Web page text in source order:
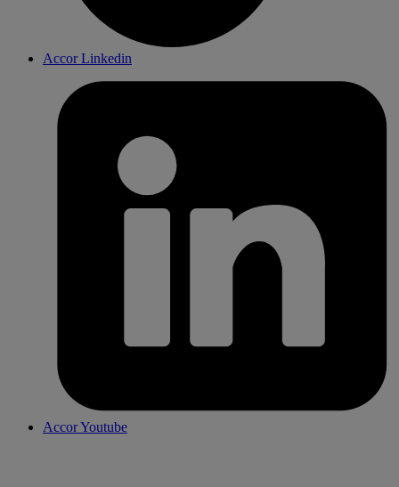
Accor Linkedin
Accor Youtube